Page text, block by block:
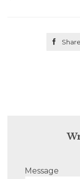
 Share
Message